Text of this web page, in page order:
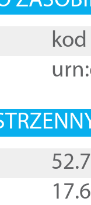
kod